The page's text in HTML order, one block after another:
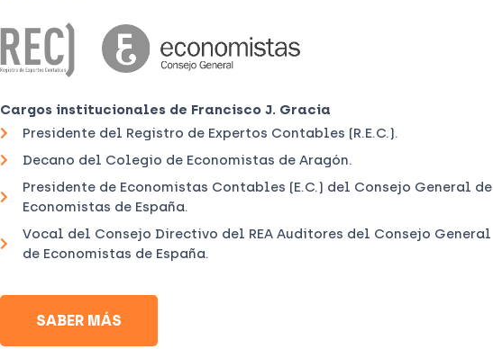
Cargos institucionales de Francisco J. Gracia
Presidente del Registro de Expertos Contables (R.E.C.).
Decano del Colegio de Economistas de Aragón.
Presidente de Economistas Contables (E.C.) del Consejo General de
Economistas de España.
Vocal del Consejo Directivo del REA Auditores del Consejo General
de Economistas de España.
SABER MÁS